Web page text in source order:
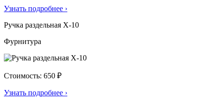
Узнать подробнее ›
Ручка раздельная X-10
Фурнитура
Стоимость: 650 ₽
Узнать подробнее ›